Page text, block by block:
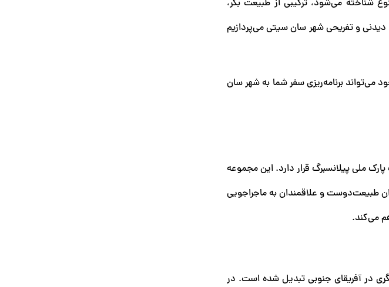
شناخته می‌شود، ترکیبی از طبیعت بکر،
و تفریحی شهر سان سیتی می‌پردازیم
برنامه‌ریزی سفر شما به شهر سان
در مجاورت پارک ملی پیلانسبرگ قرار دارد. این مجموعه
طبیعت‌دوست و علاقمندان به ماجراجویی
می‌کند.
در آفریقای جنوبی تبدیل شده است. در